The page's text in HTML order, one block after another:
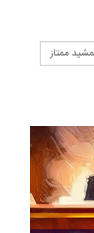
ممتاز